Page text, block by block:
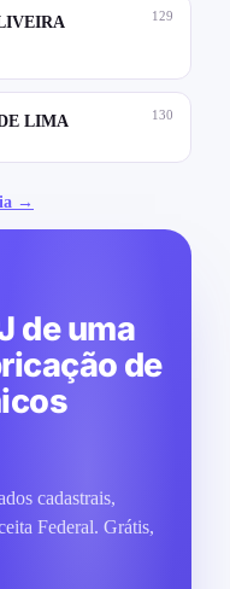
129
130
LIMA
→
de uma
de
cadastrais,
Federal. Grátis,